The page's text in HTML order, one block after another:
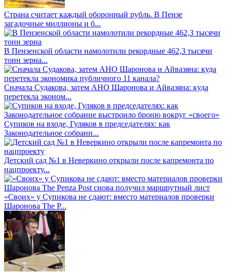
Страна считает каждый оборонный рубль. В Пензе
загадочные миллионы и б...
В Пензенской области намолотили рекордные 462,3 тысячи
тонн зерна...
Сначала Судакова, затем АНО Шаронова и Айвазяна: куда
перетекла эконом...
Супиков на входе, Гуляков в председателях: как
Законодательное собрани...
Детский сад №1 в Неверкино открыли после капремонта по
нацпроекту...
«Своих» у Супикова не сдают: вместо материалов проверки
Шаронова The P...